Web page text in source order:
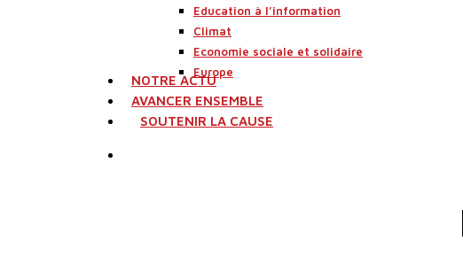
Education à l’information
Climat
Economie sociale et solidaire
Europe
NOTRE ACTU
AVANCER ENSEMBLE
SOUTENIR LA CAUSE